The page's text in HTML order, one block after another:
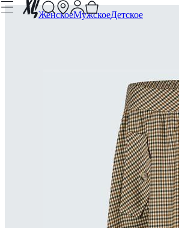
ЖенскоеМужскоеДетское